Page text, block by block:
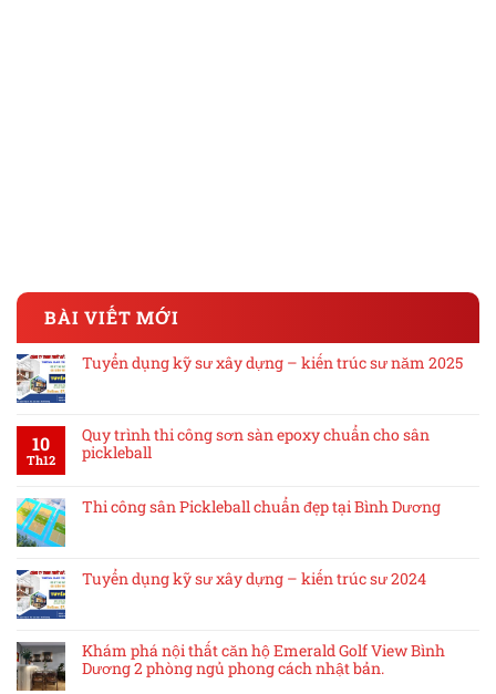
BÀI VIẾT MỚI
Tuyển dụng kỹ sư xây dựng – kiến trúc sư năm 2025
10
Th12
Quy trình thi công sơn sàn epoxy chuẩn cho sân
pickleball
Thi công sân Pickleball chuẩn đẹp tại Bình Dương
Tuyển dụng kỹ sư xây dựng – kiến trúc sư 2024
Khám phá nội thất căn hộ Emerald Golf View Bình
Dương 2 phòng ngủ phong cách nhật bản.